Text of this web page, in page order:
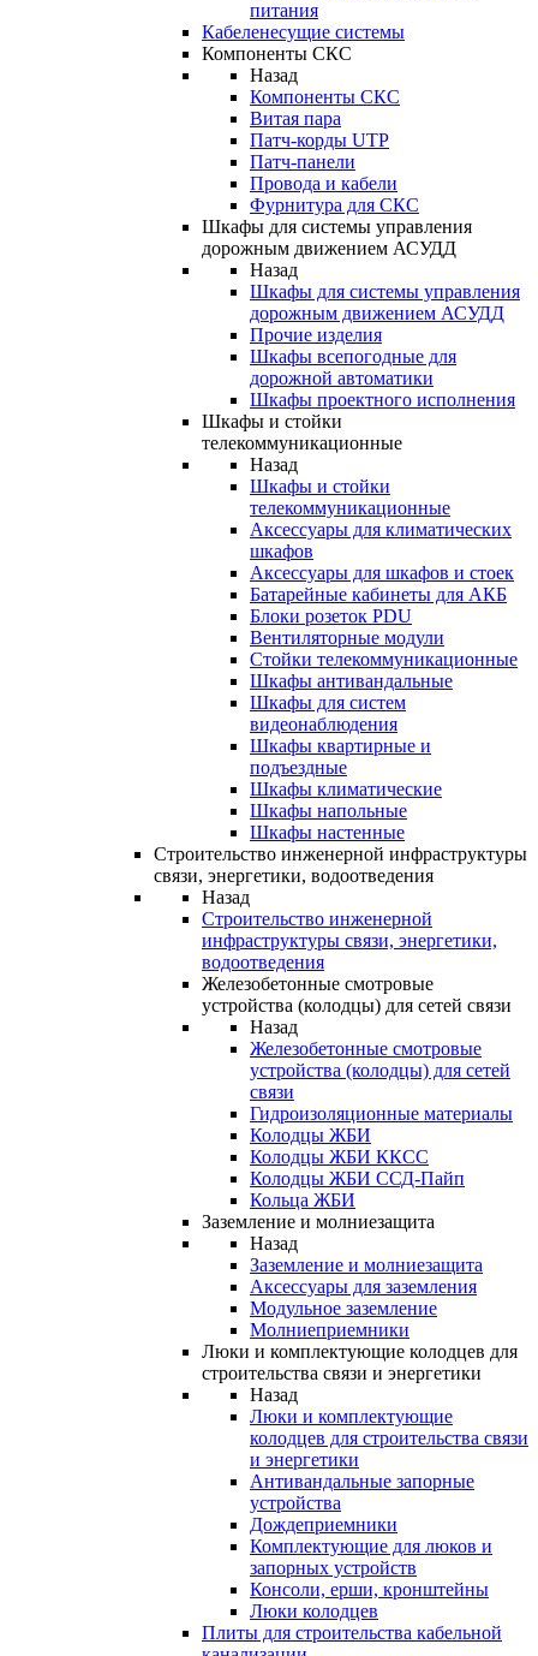
питания
Кабеленесущие системы
Компоненты СКС
Назад
Компоненты СКС
Витая пара
Патч-корды UTP
Патч-панели
Провода и кабели
Фурнитура для СКС
Шкафы для системы управления
дорожным движением АСУДД
Назад
Шкафы для системы управления
дорожным движением АСУДД
Прочие изделия
Шкафы всепогодные для
дорожной автоматики
Шкафы проектного исполнения
Шкафы и стойки
телекоммуникационные
Назад
Шкафы и стойки
телекоммуникационные
Аксессуары для климатических
шкафов
Аксессуары для шкафов и стоек
Батарейные кабинеты для АКБ
Блоки розеток PDU
Вентиляторные модули
Стойки телекоммуникационные
Шкафы антивандальные
Шкафы для систем
видеонаблюдения
Шкафы квартирные и
подъездные
Шкафы климатические
Шкафы напольные
Шкафы настенные
Строительство инженерной инфраструктуры
связи, энергетики, водоотведения
Назад
Строительство инженерной
инфраструктуры связи, энергетики,
водоотведения
Железобетонные смотровые
устройства (колодцы) для сетей связи
Назад
Железобетонные смотровые
устройства (колодцы) для сетей
связи
Гидроизоляционные материалы
Колодцы ЖБИ
Колодцы ЖБИ ККСС
Колодцы ЖБИ ССД-Пайп
Кольца ЖБИ
Заземление и молниезащита
Назад
Заземление и молниезащита
Аксессуары для заземления
Модульное заземление
Молниеприемники
Люки и комплектующие колодцев для
строительства связи и энергетики
Назад
Люки и комплектующие
колодцев для строительства связи
и энергетики
Антивандальные запорные
устройства
Дождеприемники
Комплектующие для люков и
запорных устройств
Консоли, ерши, кронштейны
Люки колодцев
Плиты для строительства кабельной